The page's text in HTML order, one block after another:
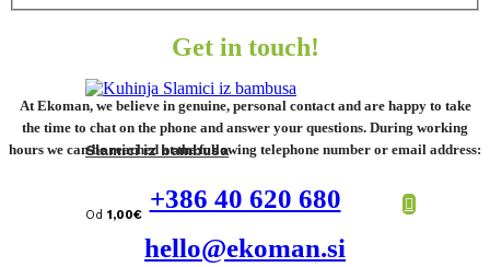
Slamici iz bambusa
Od 1,00€
Get in touch!
At Ekoman, we believe in genuine, personal contact and are happy to take
the time to chat on the phone and answer your questions. During working
hours we can be reached at the following telephone number or email address:
+386 40 620 680
hello@ekoman.si